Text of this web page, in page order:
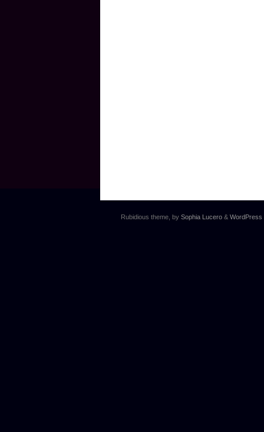
Rubidious theme, by Sophia Lucero& WordPress